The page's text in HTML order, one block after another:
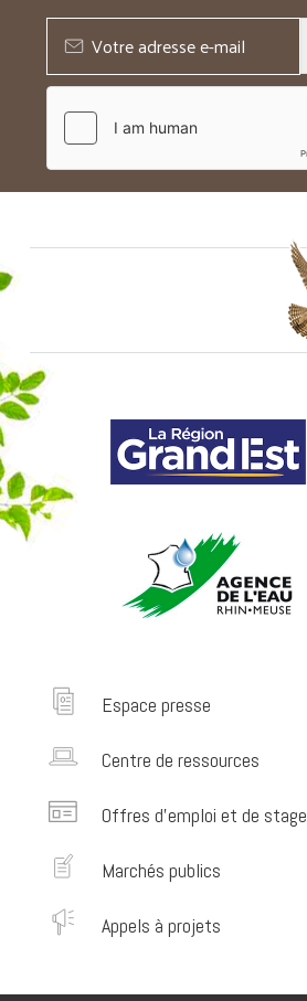
Espace presse
Centre de ressources
Offres d’emploi et de stage
Marchés publics
Appels à projets